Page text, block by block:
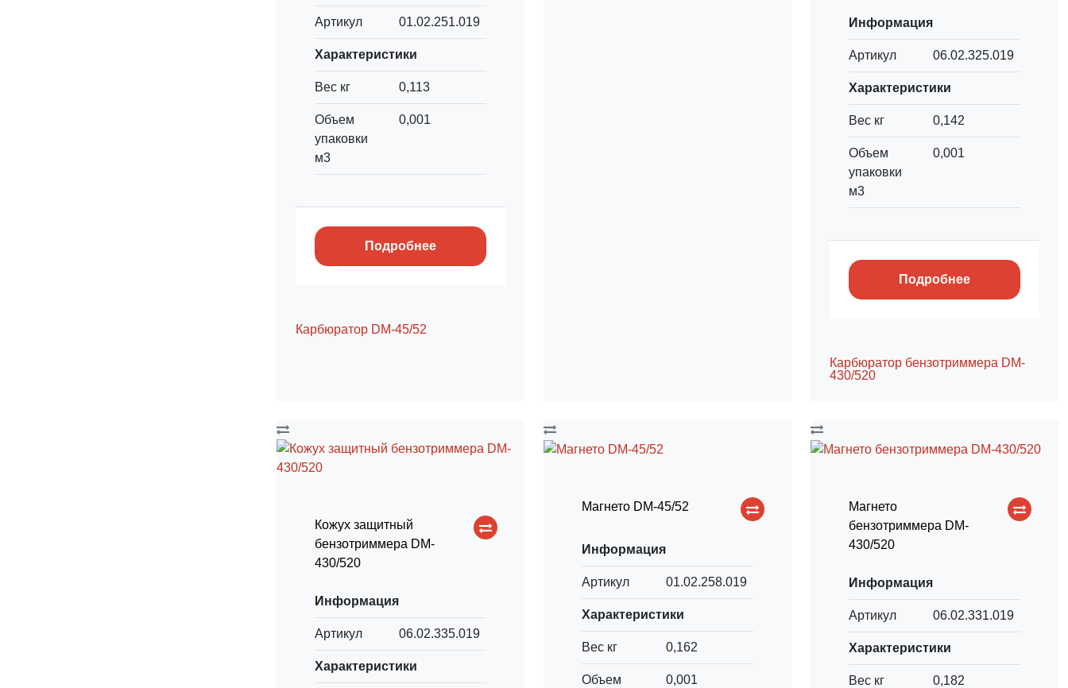
Артикул 01.02.251.019
Характеристики
Вес кг 0,113
Объем
упаковки
м3
0,001
Подробнее
Карбюратор DM-45/52
Информация
Артикул 06.02.325.019
Характеристики
Вес кг 0,142
Объем
упаковки
м3
0,001
Подробнее
Карбюратор бензотриммера DM-
430/520
Кожух защитный
бензотриммера DM-
430/520
Информация
Артикул 06.02.335.019
Характеристики
Магнето DM-45/52
Информация
Артикул 01.02.258.019
Характеристики
Вес кг 0,162
Объем
0,001
Магнето
бензотриммера DM-
430/520
Информация
Артикул 06.02.331.019
Характеристики
Вес кг 0,182